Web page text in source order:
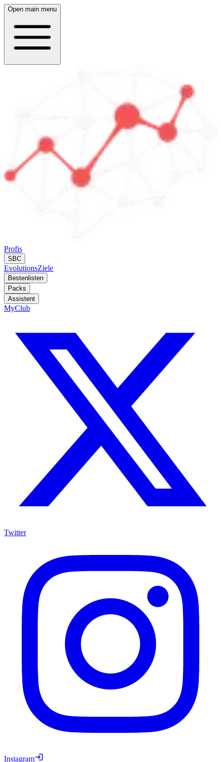
Open main menu
Profis
SBC
EvolutionsZiele
Bestenlisten
Packs
Assistent
MyClub
Twitter
Instagram